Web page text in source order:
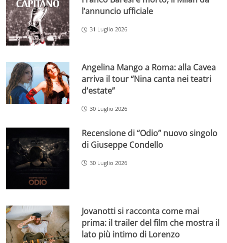
l’annuncio ufficiale
31 Luglio 2026
Angelina Mango a Roma: alla Cavea
arriva il tour “Nina canta nei teatri
d’estate”
30 Luglio 2026
Recensione di “Odio” nuovo singolo
di Giuseppe Condello
30 Luglio 2026
Jovanotti si racconta come mai
prima: il trailer del film che mostra il
lato più intimo di Lorenzo